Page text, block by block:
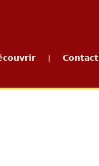
Contact